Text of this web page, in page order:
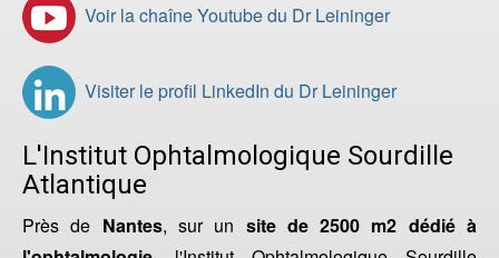
Voir la chaîne Youtube du Dr Leininger
Visiter le profil LinkedIn du Dr Leininger
L'Institut Ophtalmologique Sourdille
Atlantique
Près de Nantes, sur un site de 2500 m2 dédié à